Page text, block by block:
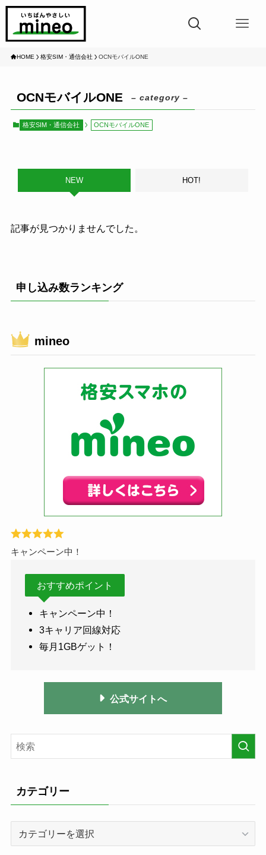
HOME 格安SIM・通信会社 OCNモバイルONE
OCNモバイルONE – category –
格安SIM・通信会社 OCNモバイルONE
NEW HOT!
記事が見つかりませんでした。
申し込み数ランキング
mineo
キャンペーン中！
おすすめポイント
キャンペーン中！
3キャリア回線対応
毎月1GBゲット！
公式サイトへ
カテゴリー